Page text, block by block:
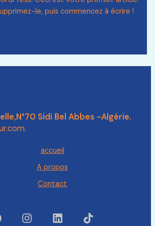
le, puis commencez à écrire !
Sidi Bel Abbes -Algérie.
accueil
A propos
Contact